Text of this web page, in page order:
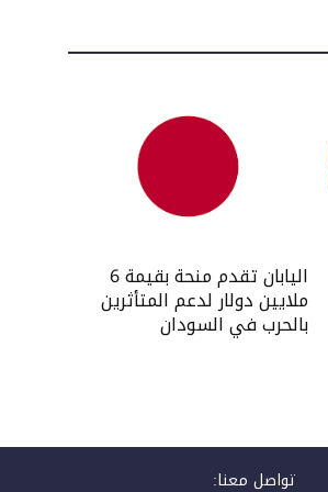
اليابان تقدم منحة بقيمة 6
ملايين دولار لدعم المتأثرين
بالحرب في السودان
تواصل معنا: